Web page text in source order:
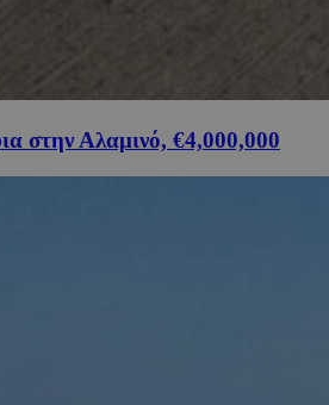
στην Αλαμινό, €4,000,000